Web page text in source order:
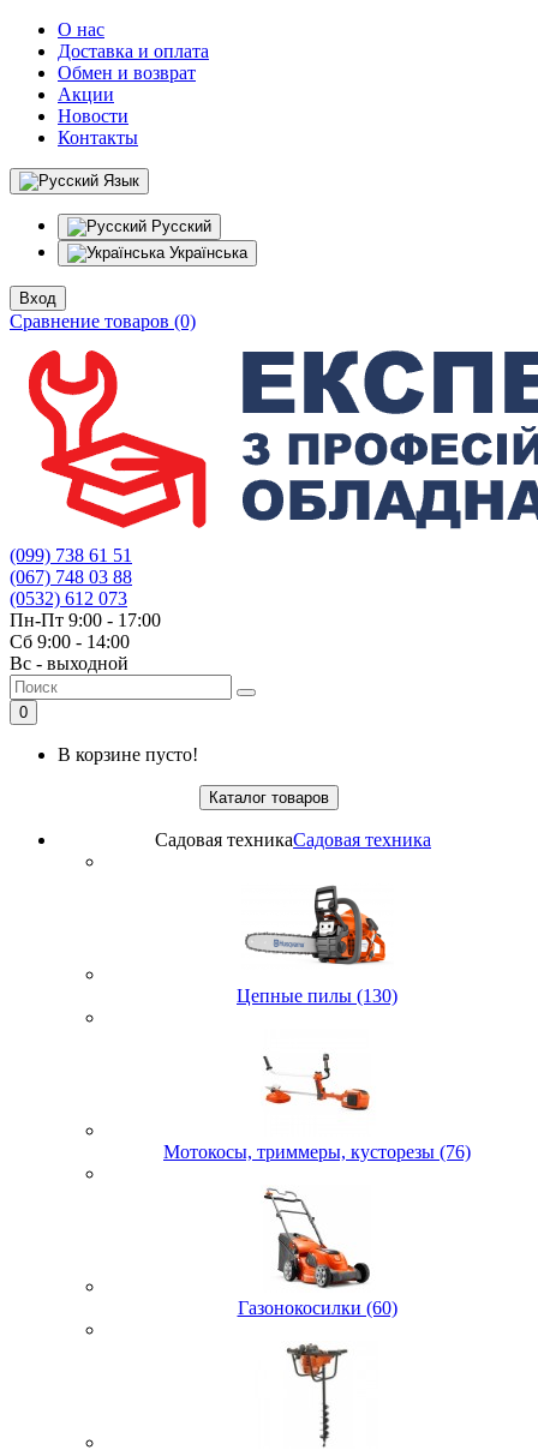
О нас
Доставка и оплата
Обмен и возврат
Акции
Новости
Контакты
Язык
Русский
Українська
Вход
Сравнение товаров (0)
(099) 738 61 51
(067) 748 03 88
(0532) 612 073
Пн-Пт 9:00 - 17:00
Сб 9:00 - 14:00
Вс - выходной
0
В корзине пусто!
Каталог товаров
Садовая техникаСадовая техника
Цепные пилы (130)
Мотокосы, триммеры, кусторезы (76)
Газонокосилки (60)